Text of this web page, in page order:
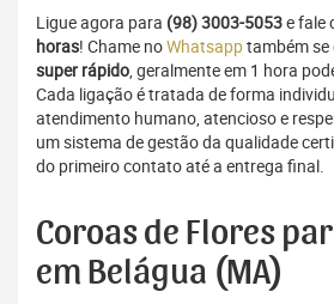
Ligue agora para (98) 3003-5053e fale
horas! Chame noWhatsapptambém se
super rápido, geralmente em 1 hora
Cada ligação é tratada de forma
atendimento humano, atencioso e
um sistema de gestão da qualidade
do primeiro contato até a entrega final.
Coroas de Flores
em Belágua (MA)